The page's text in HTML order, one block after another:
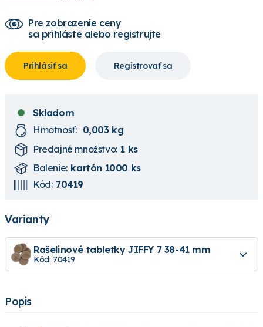
Pre zobrazenie ceny
sa prihláste alebo registrujte
Prihlásiť sa Registrovať sa
Skladom
Hmotnosť: 0,003 kg
Predajné množstvo: 1 ks
Balenie: kartón 1000 ks
Kód: 70419
Varianty
Rašelinové tabletky JIFFY 7 38-41 mm
Kód: 70419
Popis